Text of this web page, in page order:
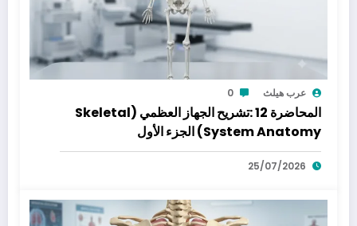
عرب هيلث 0
المحاضرة 12 :تشريح الجهاز العظمي (Skeletal
System Anatomy) الجزء الأول
25/07/2026